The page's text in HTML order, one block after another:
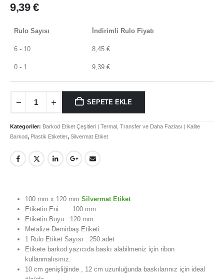
9,39 €
Rulo Sayısı İndirimli Rulo Fiyatı
6 - 10 8,45 €
0 - 1 9,39 €
SEPETE EKLE
Kategoriler: Barkod Etiket Çeşitleri | Termal, Transfer ve Daha Fazlası | Kalite
Barkod, Plastik Etiketler, Silvermat Etiket
100 mm x 120 mm Silvermat Etiket
Etiketin Eni : 100 mm
Etiketin Boyu : 120 mm
Metalize Demirbaş Etiketi
1 Rulo Etiket Sayısı : 250 adet
Etikete barkod yazıcıda baskı alabilmeniz için ribon
kullanmalısınız.
10 cm genişliğinde , 12 cm uzunluğunda baskılarınız için ideal
MÜŞTERI HIZMETLERI
Hesabım
Login
İletişim
Gizlilik Politikası
İade ve Geri Ödeme Politikası
HAKKIMIZDA
Hakkımızda